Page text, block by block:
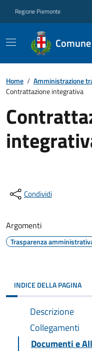
Regione Piemonte
Home / Amministrazione
Contrattazione integrativa
Condividi
Argomenti
Trasparenza
INDICE DELLA PAGINA
Descrizione
Collegamenti
Documenti e